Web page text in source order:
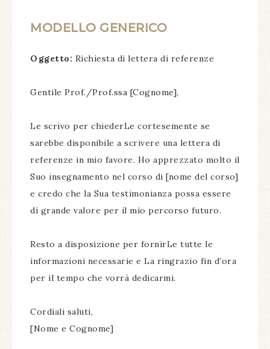
MODELLO GENERICO
Oggetto: Richiesta di lettera di referenze
Gentile Prof./Prof.ssa [Cognome],
Le scrivo per chiederLe cortesemente se
sarebbe disponibile a scrivere una lettera di
referenze in mio favore. Ho apprezzato molto il
Suo insegnamento nel corso di [nome del corso]
e credo che la Sua testimonianza possa essere
di grande valore per il mio percorso futuro.
Resto a disposizione per fornirLe tutte le
informazioni necessarie e La ringrazio fin d’ora
per il tempo che vorrà dedicarmi.
Cordiali saluti,
[Nome e Cognome]